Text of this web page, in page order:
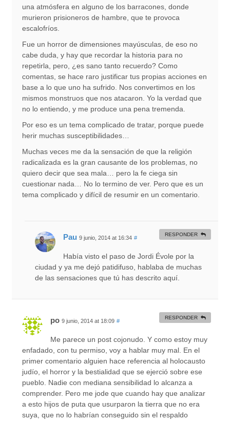
una atmósfera en alguno de los barracones, donde
murieron prisioneros de hambre, que te provoca
escalofríos.
Fue un horror de dimensiones mayúsculas, de eso no
cabe duda, y hay que recordar la historia para no
repetirla, pero, ¿es sano tanto recuerdo? Como
comentas, se hace raro justificar tus propias acciones en
base a lo que uno ha sufrido. Nos convertimos en los
mismos monstruos que nos atacaron. Yo la verdad que
no lo entiendo, y me produce una pena tremenda.
Por eso es un tema complicado de tratar, porque puede
herir muchas susceptibilidades…
Muchas veces me da la sensación de que la religión
radicalizada es la gran causante de los problemas, no
quiero decir que sea mala… pero la fe ciega sin
cuestionar nada… No lo termino de ver. Pero que es un
tema complicado y difícil de resumir en un comentario.
Pau 9 junio, 2014 at 16:34 #
Había visto el paso de Jordi Évole por la
ciudad y ya me dejó patidifuso, hablaba de muchas
de las sensaciones que tú has descrito aquí.
RESPONDER
po 9 junio, 2014 at 18:09 #
Me parece un post cojonudo. Y como estoy muy
enfadado, con tu permiso, voy a hablar muy mal. En el
primer comentario alguien hace referencia al holocausto
judío, el horror y la bestialidad que se ejerció sobre ese
pueblo. Nadie con mediana sensibilidad lo alcanza a
comprender. Pero me jode que cuando hay que analizar
a esto hijos de puta que usurparon la tierra que no era
suya, que no lo habrían conseguido sin el respaldo
RESPONDER